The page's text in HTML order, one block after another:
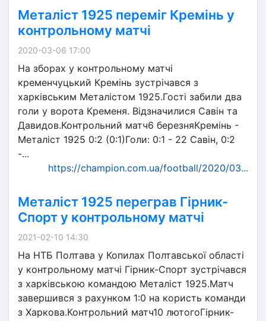
Металіст 1925 переміг Кремінь у
контрольному матчі
2020-03-06 17:00
На зборах у контрольному матчі
кременчуцький Кремінь зустрічався з
харківським Металістом 1925.Гості забили два
голи у ворота Кременя. Відзначилися Савін та
Давидов.Контрольний матч6 березняКремінь -
Металіст 1925 0:2 (0:1)Голи: 0:1 - 22 Савін, 0:2
-...
https://champion.com.ua/football/2020/03...
Металіст 1925 переграв Гірник-
Спорт у контрольному матчі
2021-02-10 14:30
На НТБ Полтава у Копилах Полтавської області
у контрольному матчі Гірник-Спорт зустрічався
з харківською командою Металіст 1925.Матч
завершився з рахунком 1:0 на користь команди
з Харкова.Контрольний матч10 лютогоГірник-